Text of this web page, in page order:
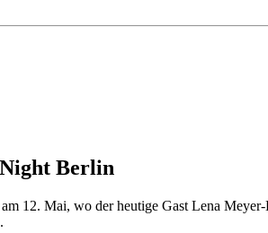
Berlin
12. Mai, wo der heutige Gast Lena